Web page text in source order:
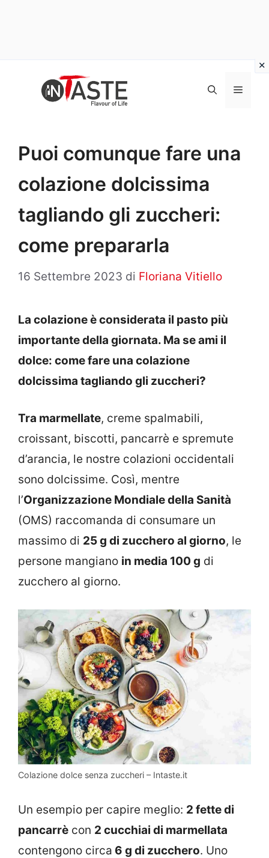
Menu
Puoi comunque fare una
colazione dolcissima
tagliando gli zuccheri:
come prepararla
16 Settembre 2023 di Floriana Vitiello
La colazione è considerata il pasto più
importante della giornata. Ma se ami il
dolce: come fare una colazione
dolcissima tagliando gli zuccheri?
Tra marmellate, creme spalmabili,
croissant, biscotti, pancarrè e spremute
d’arancia, le nostre colazioni occidentali
sono dolcissime. Così, mentre
l’Organizzazione Mondiale della Sanità
(OMS) raccomanda di consumare un
massimo di 25 g di zucchero al giorno, le
persone mangiano in media 100 g di
zucchero al giorno.
Colazione dolce senza zuccheri – Intaste.it
Un esempio per capire meglio: 2 fette di
pancarrè con 2 cucchiai di marmellata
contengono circa 6 g di zucchero. Uno